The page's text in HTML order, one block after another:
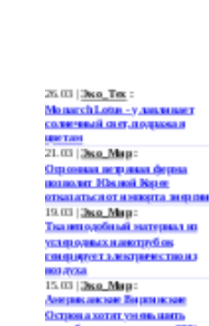
26.03 |Эко_Тех
Monarch Lotus - улавливает
солнечный свет, подражая
цветам
21.03 |Эко_Мир
Огромная ветряная ферма
позволит Южной Корее
отказаться от импорта энергии
19.03 |Эко_Мир:
Тканеподобный материал из
углеродных нанотрубок
генерирует электричество из
воздуха
15.03 |Эко_Мир
Американские Виргинские
Острова хотят уменьшить
потребление топлива на 60% до